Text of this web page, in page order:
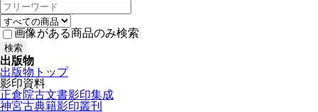
画像がある商品のみ検索
出版物
出版物トップ
影印資料
正倉院古文書影印集成
神宮古典籍影印叢刊